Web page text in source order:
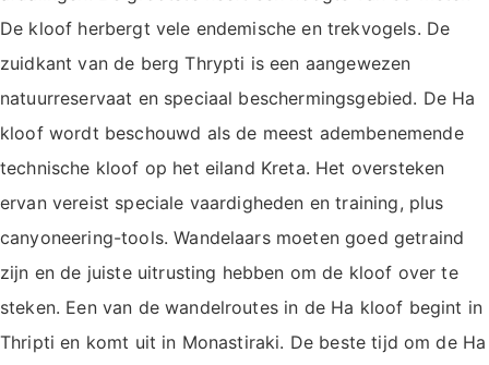
De kloof herbergt vele endemische en trekvogels. De
zuidkant van de berg Thrypti is een aangewezen
natuurreservaat en speciaal beschermingsgebied. De Ha
kloof wordt beschouwd als de meest adembenemende
technische kloof op het eiland Kreta. Het oversteken
ervan vereist speciale vaardigheden en training, plus
canyoneering-tools. Wandelaars moeten goed getraind
zijn en de juiste uitrusting hebben om de kloof over te
steken. Een van de wandelroutes in de Ha kloof begint in
Thripti en komt uit in Monastiraki. De beste tijd om de Ha